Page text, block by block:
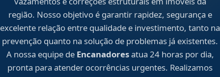
região. Nosso objetivo é garantir rapidez, segurança e
excelente relação entre qualidade e investimento, tanto na
prevenção quanto na solução de problemas já existentes.
A nossa equipe de Encanadoresatua 24 horas por dia,
pronta para atender ocorrências urgentes. Realizamos